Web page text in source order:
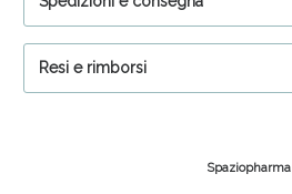
Resi e rimborsi
Spaziopharma